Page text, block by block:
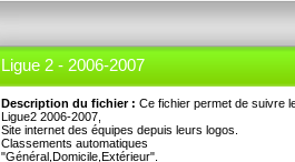
Ligue 2 - 2006-2007
Description du fichier : Ce fichier permet de suivre
Ligue2 2006-2007,
Site internet des équipes depuis leurs logos.
Classements automatiques
"Général,Domicile,Extérieur".